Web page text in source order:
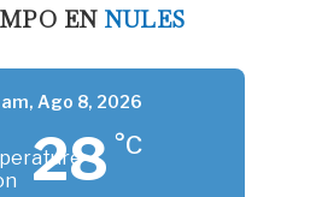
EN NULES
Ago 8, 2026
28 °C